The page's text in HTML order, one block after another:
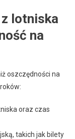
lotniska
na
oszczędności na
oraz czas
takich jak bilety